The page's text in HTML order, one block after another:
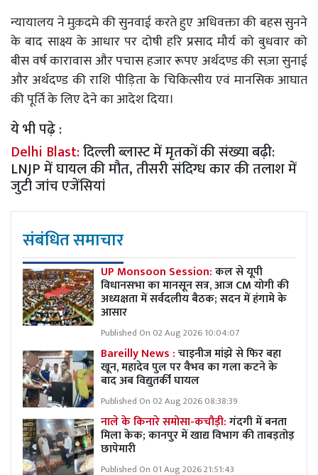
न्यायालय ने मुक़दमे की सुनवाई करते हुए अधिवक्ता की बहस सुनने
के बाद साक्ष्य के आधार पर दोषी हरि प्रसाद मौर्य को बुधवार को
बीस वर्ष कारावास और पचास हजार रूपए अर्थदण्ड की सज़ा सुनाई
और अर्थदण्ड की राशि पीड़िता के चिकित्सीय एवं मानसिक आघात
की पूर्ति के लिए देने का आदेश दिया।
ये भी पढ़े :
Delhi Blast:दिल्ली ब्लास्ट में मृतकों की संख्या बढ़ी:
LNJP में घायल की मौत, तीसरी संदिग्ध कार की तलाश में
जुटी जांच एजेंसियां
संबंधित समाचार
UP Monsoon Session:कल से यूपी
विधानसभा का मानसून सत्र, आज CM योगी की
अध्यक्षता में सर्वदलीय बैठक; सदन में हंगामे के
आसार
Published On 02 Aug 2026 10:04:07
Bareilly News :चाइनीज मांझे से फिर बहा
खून, महादेव पुल पर वैभव का गला कटने के
बाद अब विद्युतर्की घायल
Published On 02 Aug 2026 08:38:39
नाले के किनारे समोसा-कचौड़ी:गंदगी में बनता
मिला केक; कानपुर में खाद्य विभाग की ताबड़तोड़
छापेमारी
Published On 01 Aug 2026 21:51:43